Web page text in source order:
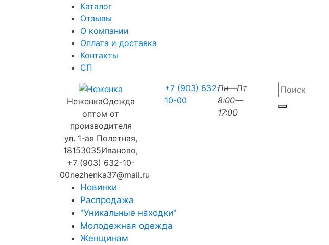
Каталог
Отзывы
О компании
Оплата и доставка
Контакты
СП
НеженкаОдежда
оптом от
производителя
ул. 1-ая Полетная,
18153035Иваново,
+7 (903) 632-10-
00nezhenka37@mail.ru
+7 (903) 632-
10-00
Пн—Пт
8:00—
17:00
Новинки
Распродажа
"Уникальные находки"
Молодежная одежда
Женщинам